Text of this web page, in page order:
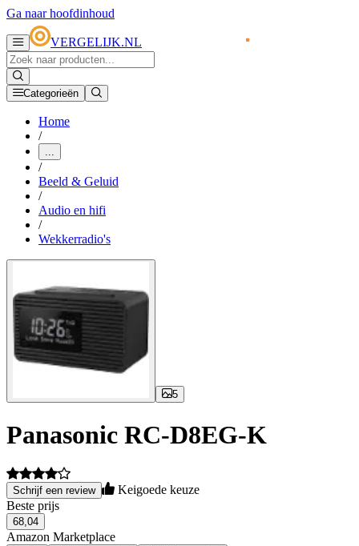
Ga naar hoofdinhoud
VERGELIJK.NL
Categorieën
Home
/
...
/
Beeld & Geluid
/
Audio en hifi
/
Wekkerradio's
5
Panasonic RC-D8EG-K
Schrijf een review
Keigoede keuze
Beste prijs
68,04
Amazon Marketplace